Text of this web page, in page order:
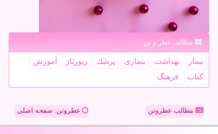
مطالب عطر و تن
بیمار بهداشت بیماری پزشك رپورتاژ
آموزش
كتاب
فرهنگ
مطالب عطروتن عطروتن: صفحه اصلی